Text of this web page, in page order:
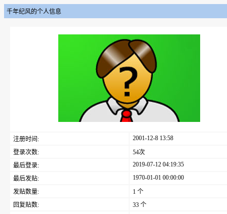
千年纪风的个人信息
注册时间:
2001-12-8 13:58
登录次数:
54次
最后登录:
2019-07-12 04:19:35
最后发贴:
1970-01-01 00:00:00
发贴数量:
1 个
回复贴数:
33 个